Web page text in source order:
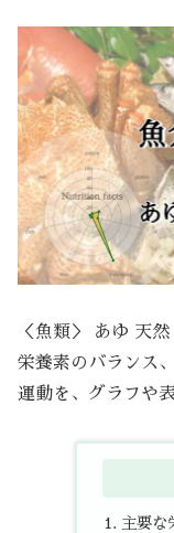
＜魚類＞ あゆ 天
栄養素のバランス
運動を、グラフや
主要な